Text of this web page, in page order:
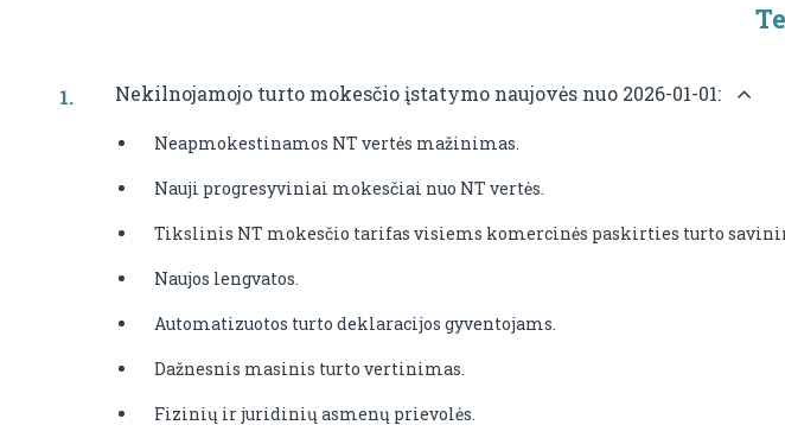
Nekilnojamojo turto mokesčio įstatymo naujovės nuo 2026-01-01:
Neapmokestinamos NT vertės mažinimas.
Nauji progresyviniai mokesčiai nuo NT vertės.
Tikslinis NT mokesčio tarifas visiems komercinės paskirties turto
Naujos lengvatos.
Automatizuotos turto deklaracijos gyventojams.
Dažnesnis masinis turto vertinimas.
Fizinių ir juridinių asmenų prievolės.